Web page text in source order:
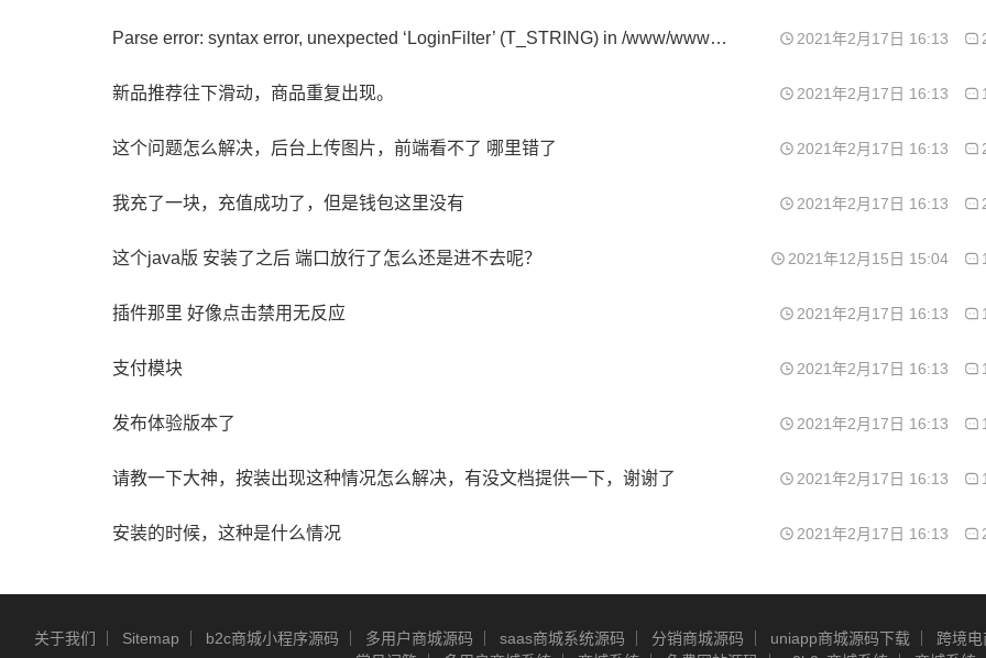
Parse error: syntax error, unexpected ‘LoginFilter’ (T_STRING) in /www/wwwroot/www.anubiss.me/install/webapp/filter/LoginFilter.class.php on line 1 2021年2月17日 16:13
新品推荐往下滑动，商品重复出现。 2021年2月17日 16:13
这个问题怎么解决，后台上传图片，前端看不了 哪里错了 2021年2月17日 16:13
我充了一块，充值成功了，但是钱包这里没有 2021年2月17日 16:13
这个java版 安装了之后 端口放行了怎么还是进不去呢？ 2021年12月15日 15:04
插件那里 好像点击禁用无反应 2021年2月17日 16:13
支付模块 2021年2月17日 16:13
发布体验版本了 2021年2月17日 16:13
请教一下大神，按装出现这种情况怎么解决，有没文档提供一下，谢谢了 2021年2月17日 16:13
安装的时候，这种是什么情况 2021年2月17日 16:13
关于我们 Sitemap b2c商城小程序源码 多用户商城源码 saas商城系统源码 分销商城源码 uniapp商城源码下载
跨境